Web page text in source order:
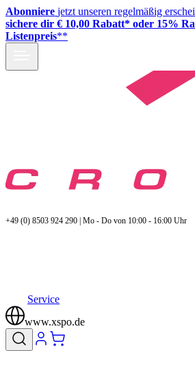
Abonniere jetzt unseren regelmäßig
sichere dir € 10,00 Rabatt* oder 15%
Listenpreis**
+49 (0) 8503 924 290 | Mo - Do von 10:00 - 16:00 Uhr
Service
www.xspo.de